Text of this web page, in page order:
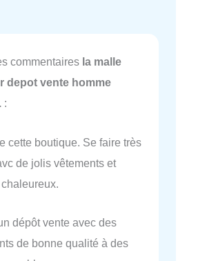
commentaires la malle
depot vente homme
:
cette boutique. Se faire très
de jolis vêtements et
dépôt vente avec des
de bonne qualité à des